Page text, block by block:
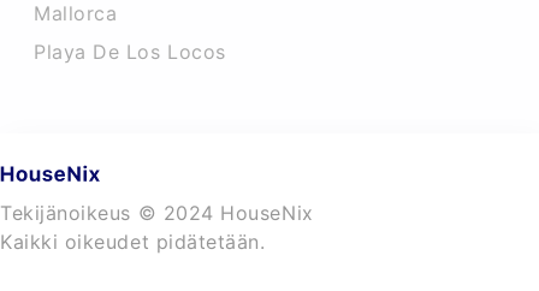
Mallorca
Playa De Los Locos
Tekijänoikeus © 2024 HouseNix
Kaikki oikeudet pidätetään.